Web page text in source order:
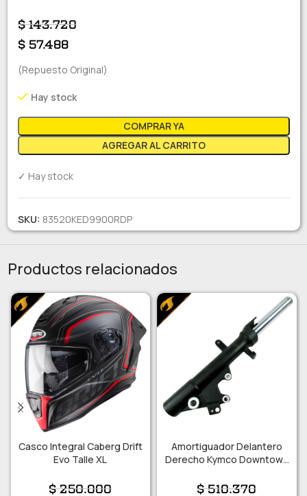
$143.720
$57.488
(Repuesto Original)
Hay stock
AGREGAR AL CARRITO
COMPRAR YA
✓ Hay stock
SKU: 83520KED9900RDP
Productos relacionados
Casco Integral Caberg Drift
Evo Talle XL
$250.000
Amortiguador Delantero
Derecho Kymco Downtown
$510.370